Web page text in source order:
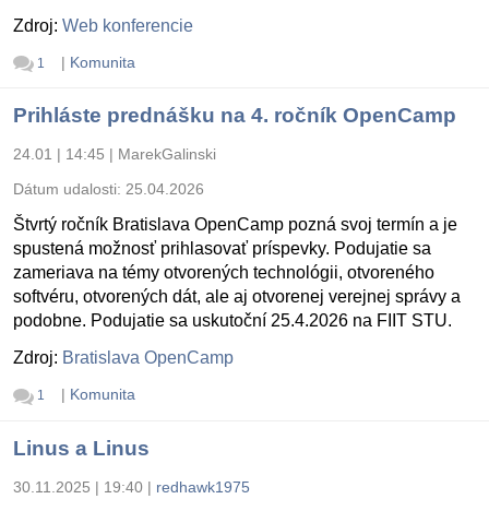
Zdroj: Web konferencie
1 | Komunita
Prihláste prednášku na 4. ročník OpenCamp
24.01 | 14:45 | MarekGalinski
Dátum udalosti: 25.04.2026
Štvrtý ročník Bratislava OpenCamp pozná svoj termín a je
spustená možnosť prihlasovať príspevky. Podujatie sa
zameriava na témy otvorených technológii, otvoreného
softvéru, otvorených dát, ale aj otvorenej verejnej správy a
podobne. Podujatie sa uskutoční 25.4.2026 na FIIT STU.
Zdroj: Bratislava OpenCamp
1 | Komunita
Linus a Linus
30.11.2025 | 19:40 | redhawk1975